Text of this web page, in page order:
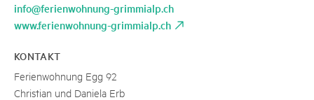
info@ferienwohnung-grimmialp.ch
www.ferienwohnung-grimmialp.ch
KONTAKT
Ferienwohnung Egg 92
Christian und Daniela Erb